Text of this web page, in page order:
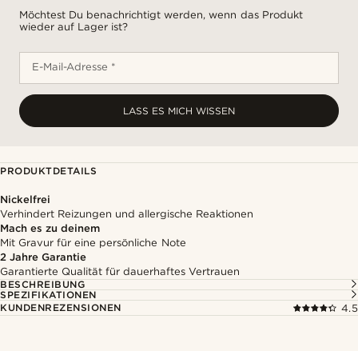
Möchtest Du benachrichtigt werden, wenn das Produkt
wieder auf Lager ist?
E-Mail-Adresse *
LASS ES MICH WISSEN
PRODUKTDETAILS
Nickelfrei
Verhindert Reizungen und allergische Reaktionen
Mach es zu deinem
Mit Gravur für eine persönliche Note
2 Jahre Garantie
Garantierte Qualität für dauerhaftes Vertrauen
BESCHREIBUNG
SPEZIFIKATIONEN
KUNDENREZENSIONEN
4.5